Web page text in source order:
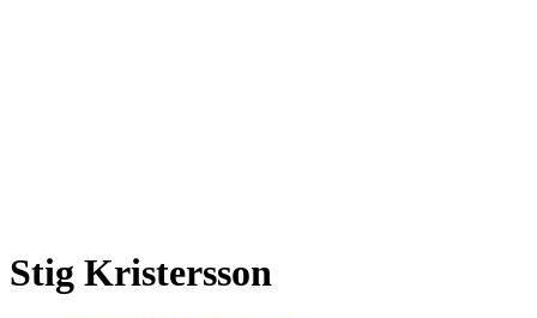
Stig Kristersson